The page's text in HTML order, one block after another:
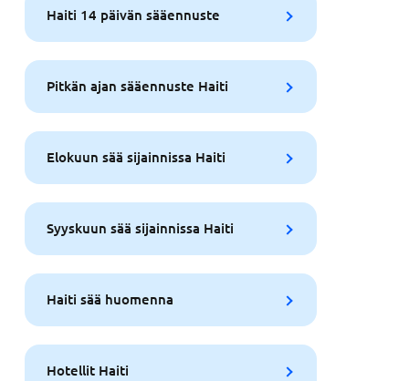
Haiti 14 päivän sääennuste
Pitkän ajan sääennuste Haiti
Elokuun sää sijainnissa Haiti
Syyskuun sää sijainnissa Haiti
Haiti sää huomenna
Hotellit Haiti